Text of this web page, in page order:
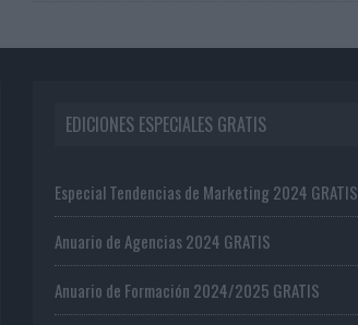
EDICIONES ESPECIALES GRATIS
Especial Tendencias de Marketing 2024 GRATIS
Anuario de Agencias 2024 GRATIS
Anuario de Formación 2024/2025 GRATIS